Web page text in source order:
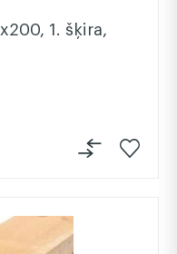
1. šķira,